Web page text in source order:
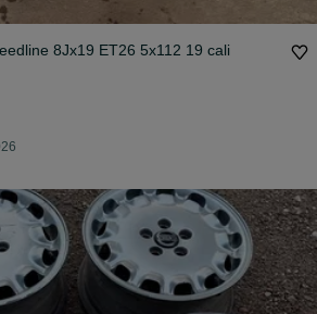
8Jx19 ET26 5x112 19 cali